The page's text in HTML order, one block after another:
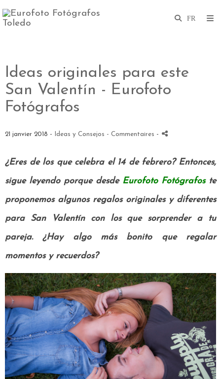
Ideas originales para este
San Valentín - Eurofoto
Fotógrafos
21 janvier 2018 - Ideas y Consejos - Commentaires -
¿Eres de los que celebra el 14 de febrero? Entonces,
sigue leyendo porque desde Eurofoto Fotógrafoste
proponemos algunos regalos originales y diferentes
para San Valentín con los que sorprender a tu
pareja. ¿Hay algo más bonito que regalar
momentos y recuerdos?